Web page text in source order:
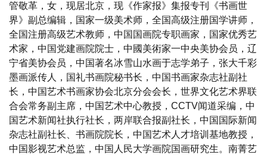
管敬革，女，现居北京，现《作家报》集报专刊《书画世
界》副总编辑，国家一级美术师，全国高级注册国学讲师，
全国注册高级艺术教师，中国国画院专职画家，国家优秀艺
术家，中国党建画院院士，中國美術家一中央美协会员，辽
宁省美协会员，中国著名冰雪山水画于志学弟子，张大千彩
墨画派传人，国礼书画院秘书长，中国书画家杂志社副社
长，中国艺术书画家协会北京分会会长，世界文化艺术界联
合会常务副主席，中国艺术中心教授，CCTV闻道采编，中
国艺术新闻社执行社长，两岸联合报副社长，中国国际新闻
杂志社副社长、书画院院长，中国艺术人才培训基地教授，
中国影视艺术总监，中国人民大学画院国画研究生。南菁艺